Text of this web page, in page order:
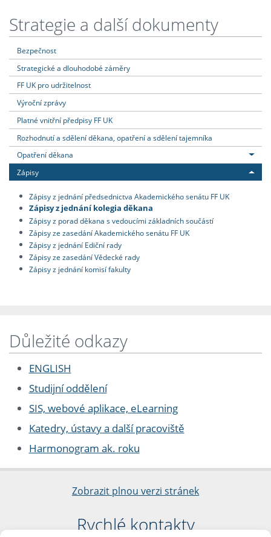
Strategie a další dokumenty
Bezpečnost
Strategické a dlouhodobé záměry
FF UK pro udržitelnost
Výroční zprávy
Platné vnitřní předpisy FF UK
Rozhodnutí a sdělení děkana, opatření a sdělení tajemníka
Opatření děkana
Zápisy
Zápisy z jednání předsednictva Akademického senátu FF UK
Zápisy z jednání kolegia děkana
Zápisy z porad děkana s vedoucími základních součástí
Zápisy ze zasedání Akademického senátu FF UK
Zápisy z jednání Ediční rady
Zápisy ze zasedání Vědecké rady
Zápisy z jednání komisí fakulty
Důležité odkazy
ENGLISH
Studijní oddělení
SIS, webové aplikace, eLearning
Katedry, ústavy a další pracoviště
Harmonogram ak. roku
Zobrazit plnou verzi stránek
Rychlé kontakty